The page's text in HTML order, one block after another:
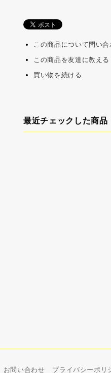
この商品について問い
この商品を友達に教える
買い物を続ける
最近チェックした商品
お問い合わせ プライバシーポリ